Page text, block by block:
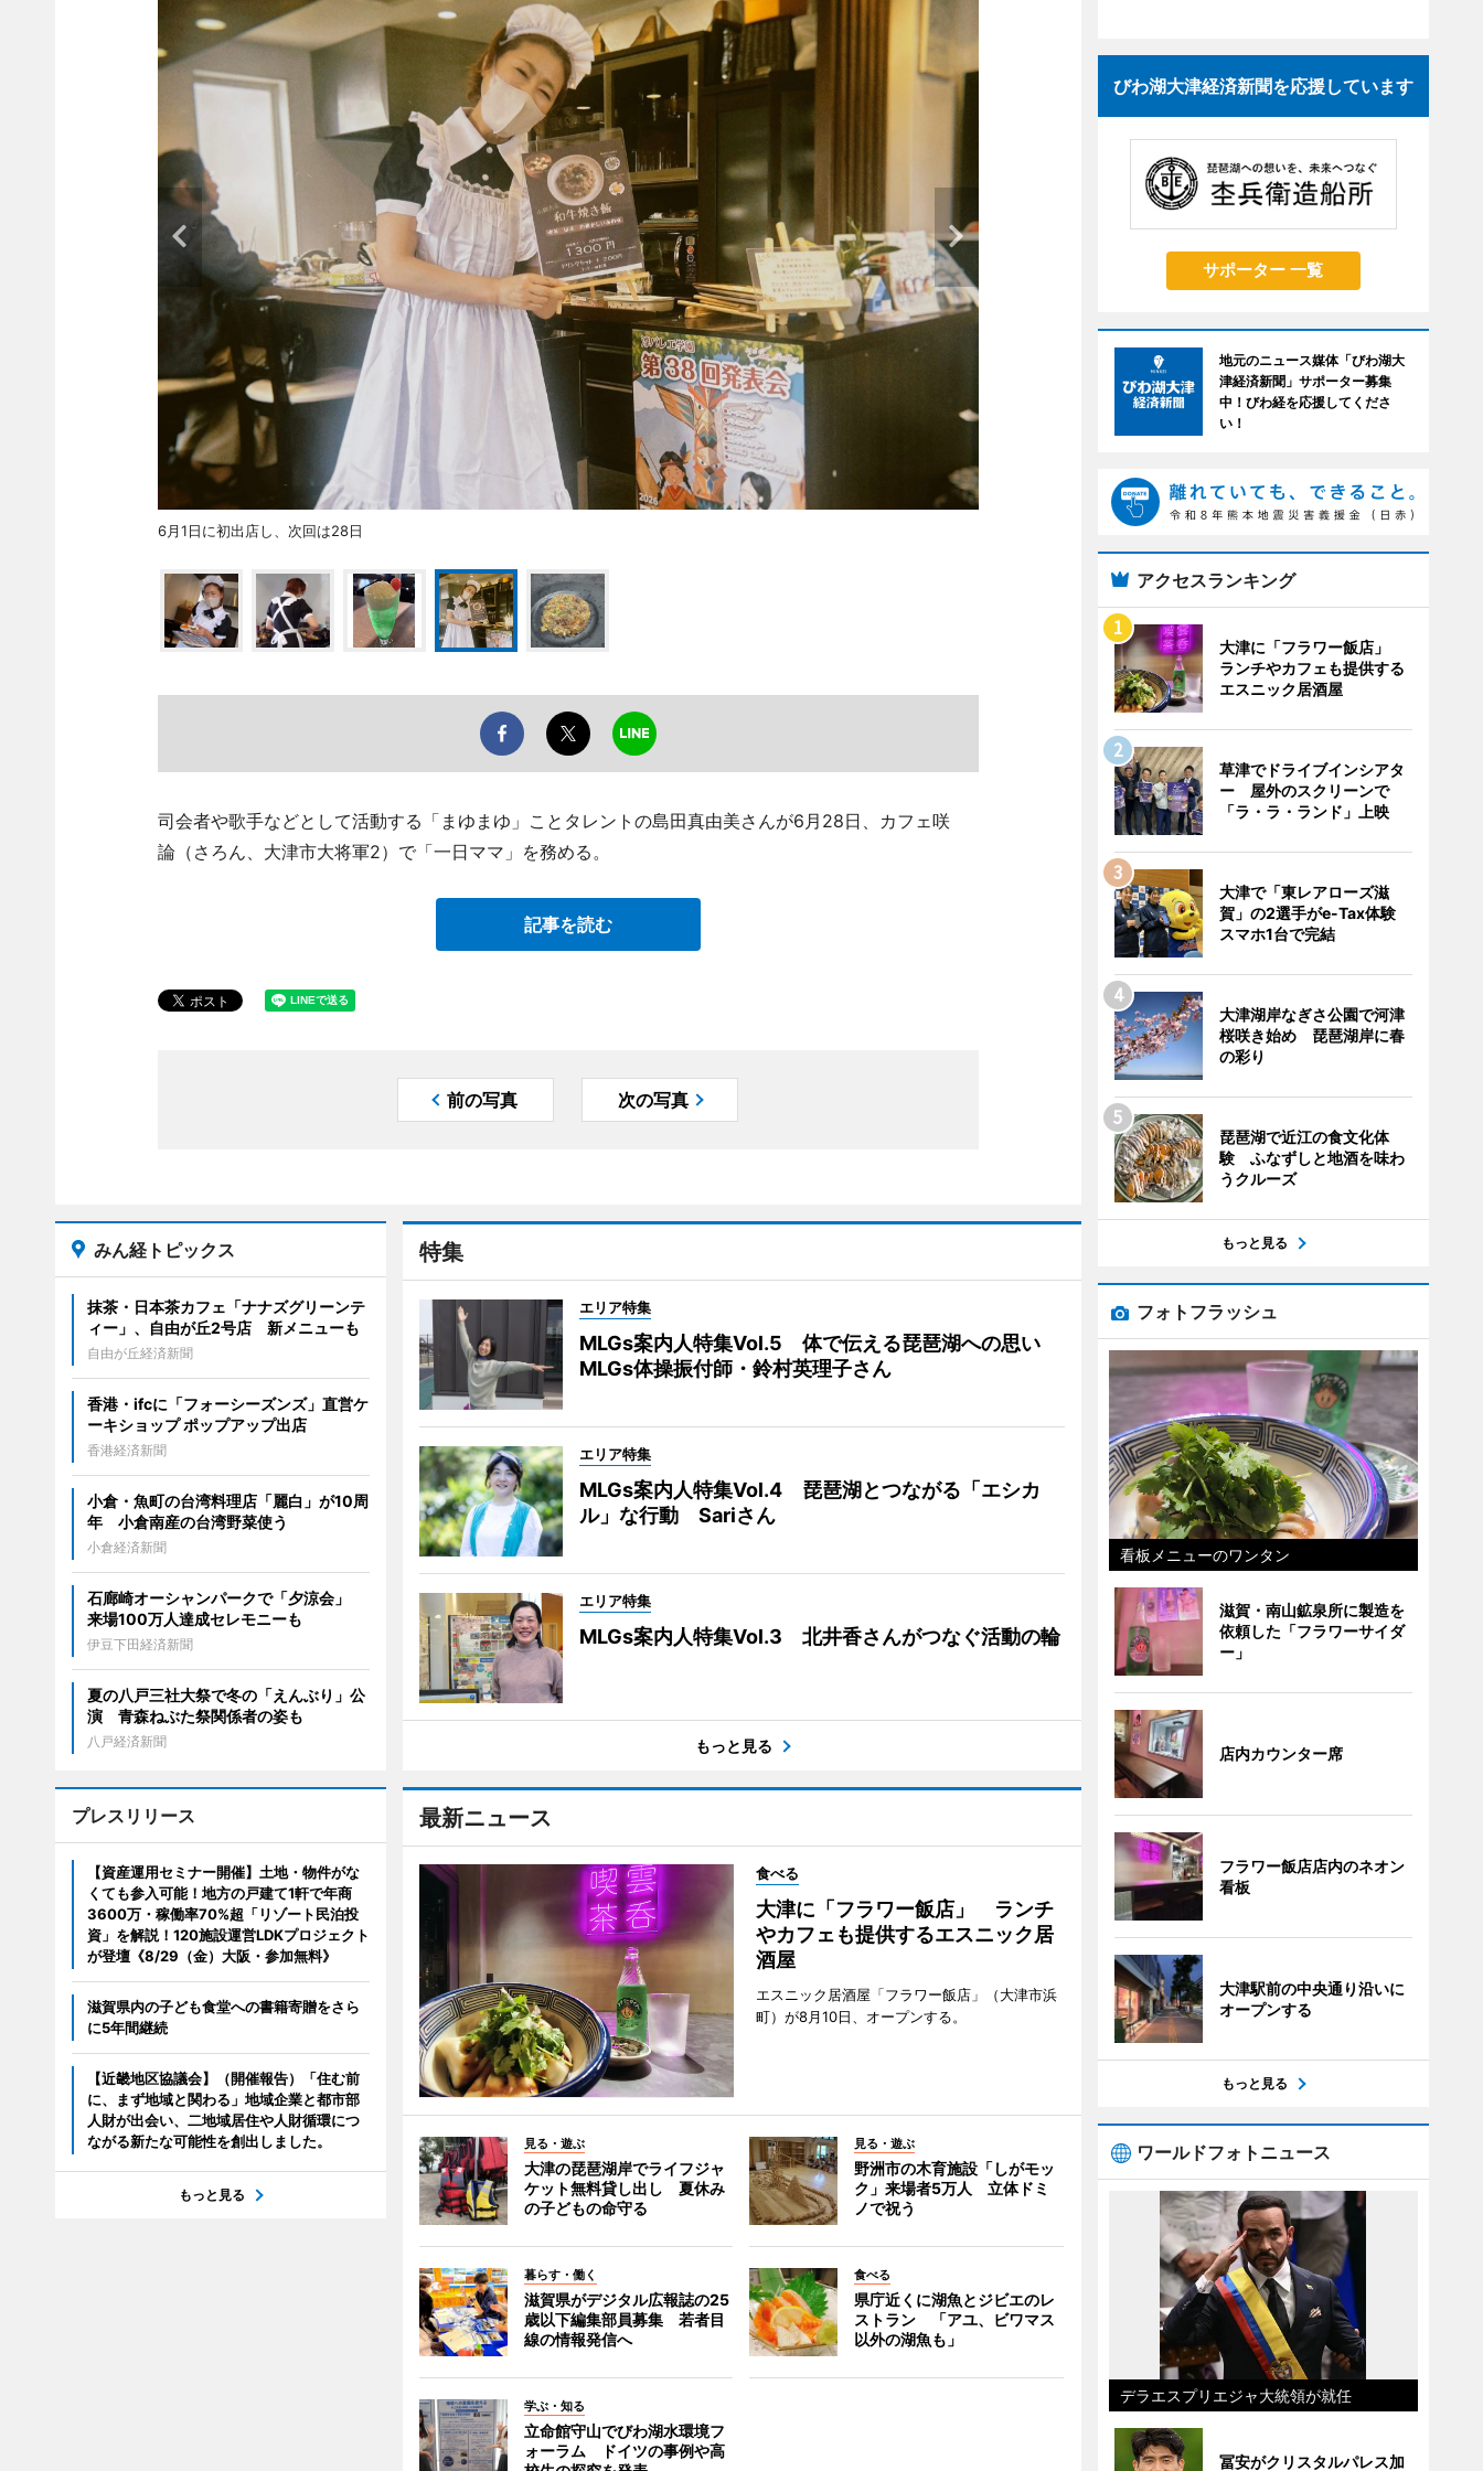
6月1日に初出店し、次回は28日
司会者や歌手などとして活動する「まゆまゆ」ことタレントの島田真由美さんが6月28日、カフェ咲
論（さろん、大津市大将軍2）で「一日ママ」を務める。
記事を読む
前の写真 次の写真
特集
エリア特集
MLGs案内人特集Vol.5 体で伝える琵琶湖への思い
MLGs体操振付師・鈴村英理子さん
エリア特集
MLGs案内人特集Vol.4 琵琶湖とつながる「エシカ
ル」な行動 Sariさん
エリア特集
MLGs案内人特集Vol.3 北井香さんがつなぐ活動の輪
もっと見る
最新ニュース
食べる
大津に「フラワー飯店」 ランチ
やカフェも提供するエスニック居
酒屋
エスニック居酒屋「フラワー飯店」（大津市浜
町）が8月10日、オープンする。
見る・遊ぶ
大津の琵琶湖岸でライフジャ
ケット無料貸し出し 夏休み
の子どもの命守る
見る・遊ぶ
野洲市の木育施設「しがモッ
ク」来場者5万人 立体ドミ
ノで祝う
暮らす・働く
滋賀県がデジタル広報誌の25
歳以下編集部員募集 若者目
線の情報発信へ
食べる
県庁近くに湖魚とジビエのレ
ストラン 「アユ、ビワマス
以外の湖魚も」
学ぶ・知る
立命館守山でびわ湖水環境フ
ォーラム ドイツの事例や高
みん経トピックス
抹茶・日本茶カフェ「ナナズグリーンテ
ィー」、自由が丘2号店 新メニューも
自由が丘経済新聞
香港・ifcに「フォーシーズンズ」直営ケ
ーキショップ ポップアップ出店
香港経済新聞
小倉・魚町の台湾料理店「麗白」が10周
年 小倉南産の台湾野菜使う
小倉経済新聞
石廊崎オーシャンパークで「夕涼会」
来場100万人達成セレモニーも
伊豆下田経済新聞
夏の八戸三社大祭で冬の「えんぶり」公
演 青森ねぶた祭関係者の姿も
八戸経済新聞
プレスリリース
【資産運用セミナー開催】土地・物件がな
くても参入可能！地方の戸建て1軒で年商
3600万・稼働率70%超「リゾート民泊投
資」を解説！120施設運営LDKプロジェクト
が登壇《8/29（金）大阪・参加無料》
滋賀県内の子ども食堂への書籍寄贈をさら
に5年間継続
【近畿地区協議会】（開催報告）「住む前
に、まず地域と関わる」地域企業と都市部
人財が出会い、二地域居住や人財循環につ
ながる新たな可能性を創出しました。
もっと見る
びわ湖大津経済新聞を応援しています
サポーター 一覧
地元のニュース媒体「びわ湖大
津経済新聞」サポーター募集
中！びわ経を応援してくださ
い！
アクセスランキング
大津に「フラワー飯店」
ランチやカフェも提供する
エスニック居酒屋
草津でドライブインシアタ
ー 屋外のスクリーンで
「ラ・ラ・ランド」上映
大津で「東レアローズ滋
賀」の2選手がe-Tax体験
スマホ1台で完結
大津湖岸なぎさ公園で河津
桜咲き始め 琵琶湖岸に春
の彩り
琵琶湖で近江の食文化体
験 ふなずしと地酒を味わ
うクルーズ
もっと見る
フォトフラッシュ
看板メニューのワンタン
滋賀・南山鉱泉所に製造を
依頼した「フラワーサイダ
ー」
店内カウンター席
フラワー飯店店内のネオン
看板
大津駅前の中央通り沿いに
オープンする
もっと見る
ワールドフォトニュース
デラエスプリエジャ大統領が就任
冨安がクリスタルパレス加